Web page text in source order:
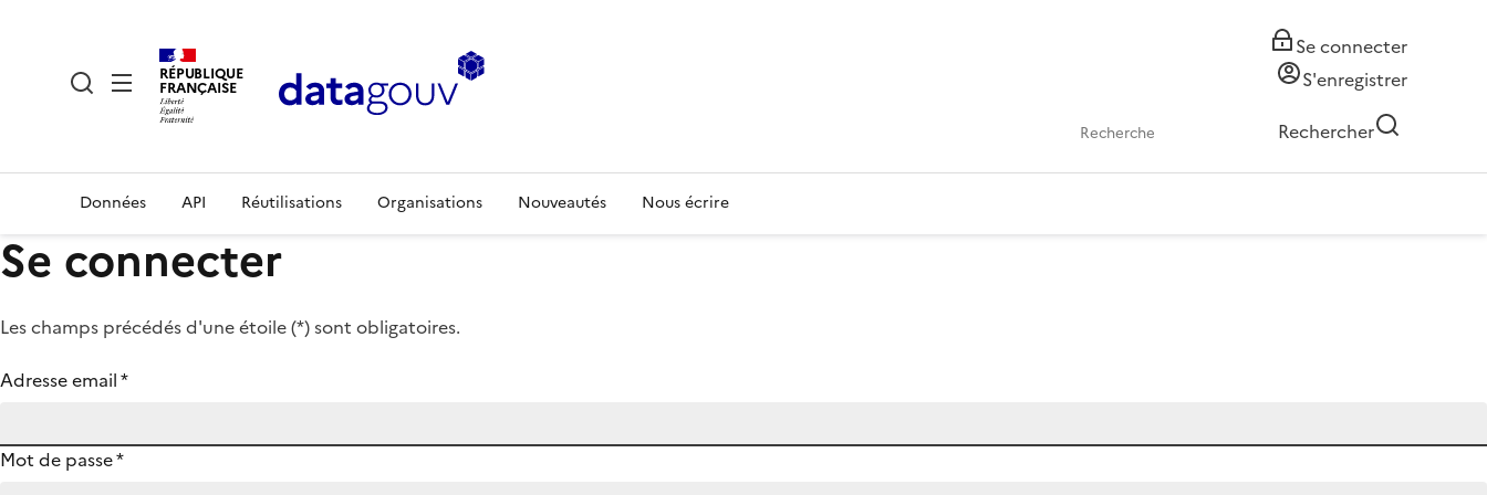
RÉPUBLIQUE
FRANÇAISE
Se connecter
S'enregistrer
Rechercher
Données API Réutilisations Organisations Nouveautés Nous écrire
Se connecter
Les champs précédés d'une étoile (*) sont obligatoires.
Adresse email*
Mot de passe*